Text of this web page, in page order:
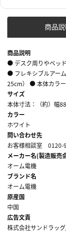
商品
商品説明
● デスク周りやベッ
● フレキシブルアー
25cm） ● 本体カラ
サイズ
本体寸法：（約）幅
カラー
ホワイト
問い合わせ先
お客様相談室
メーカー名(製造販売
オーム電機
ブランド名
オーム電機
原産国
中国
広告文責
株式会社サンドラッ